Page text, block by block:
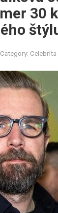
30
Category: Celebrita